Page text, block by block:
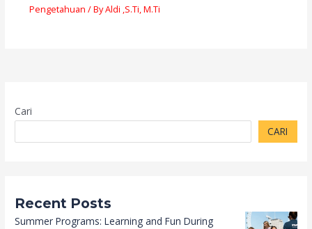
Pengetahuan / ByAldi ,S.Ti, M.Ti
Cari
CARI
Recent Posts
Summer Programs: Learning and Fun During